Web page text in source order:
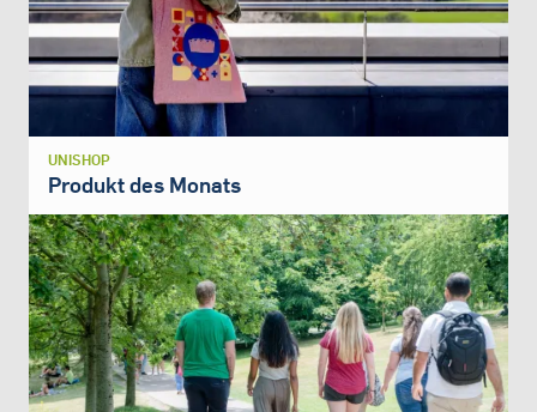
UNISHOP
Produkt des Monats